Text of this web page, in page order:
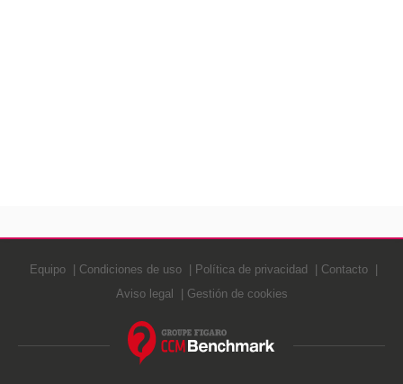
Equipo Condiciones de uso Política de privacidad
Contacto
Aviso legal
Gestión de cookies